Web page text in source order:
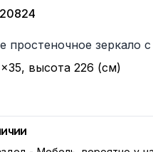
простеночное зеркало
высота 226 (см)